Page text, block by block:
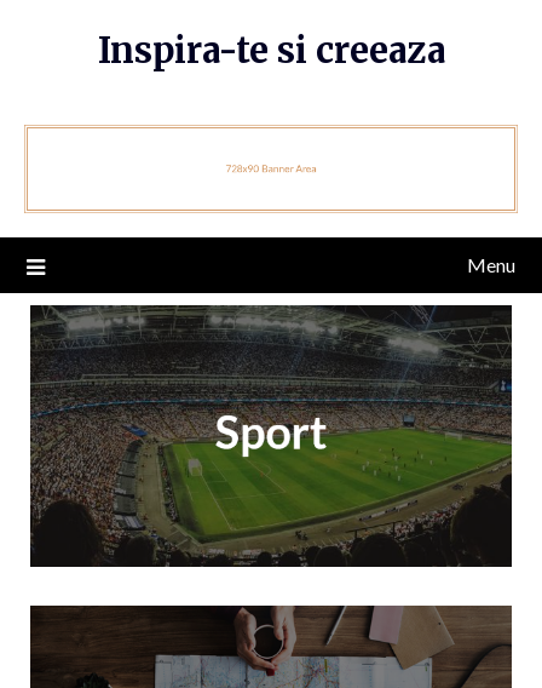
Inspira-te si creeaza
Menu